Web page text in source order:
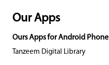
Our Apps
Ours Apps for Android Phone
Tanzeem Digital Library